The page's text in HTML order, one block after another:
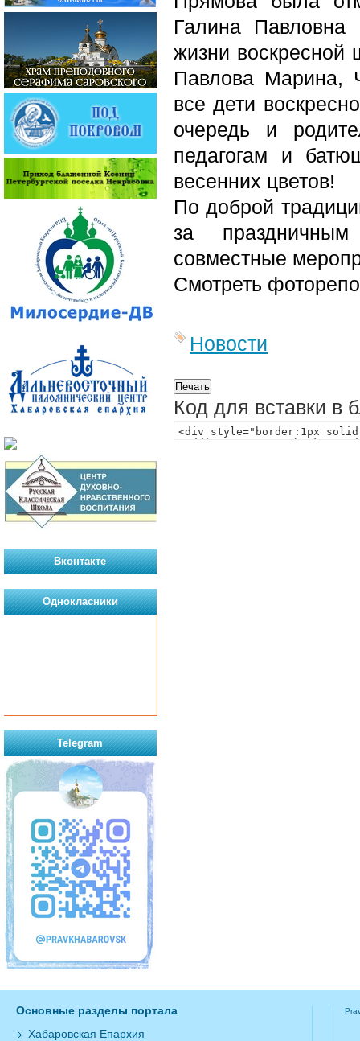
Галина
жизни
Павлова Марина,
все дети
очередь и
педагогам и
весенних цветов!
По доброй
за
совместные
Смотреть
Новости
Код для вставки в
Вконтакте
Однокласники
Telegram
Основные разделы портала
Хабаровская Епархия